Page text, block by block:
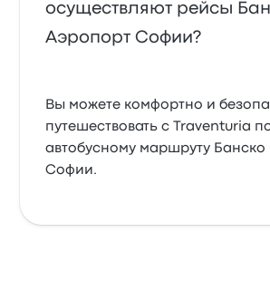
осуществляют рейсы
Аэропорт Софии?
Вы можете комфортно и
путешествовать с Traventuria
автобусному маршруту
Софии.